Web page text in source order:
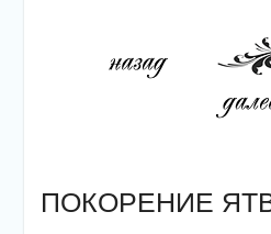
ПОКОРЕНИЕ